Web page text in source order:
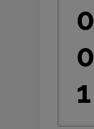
0
0
1